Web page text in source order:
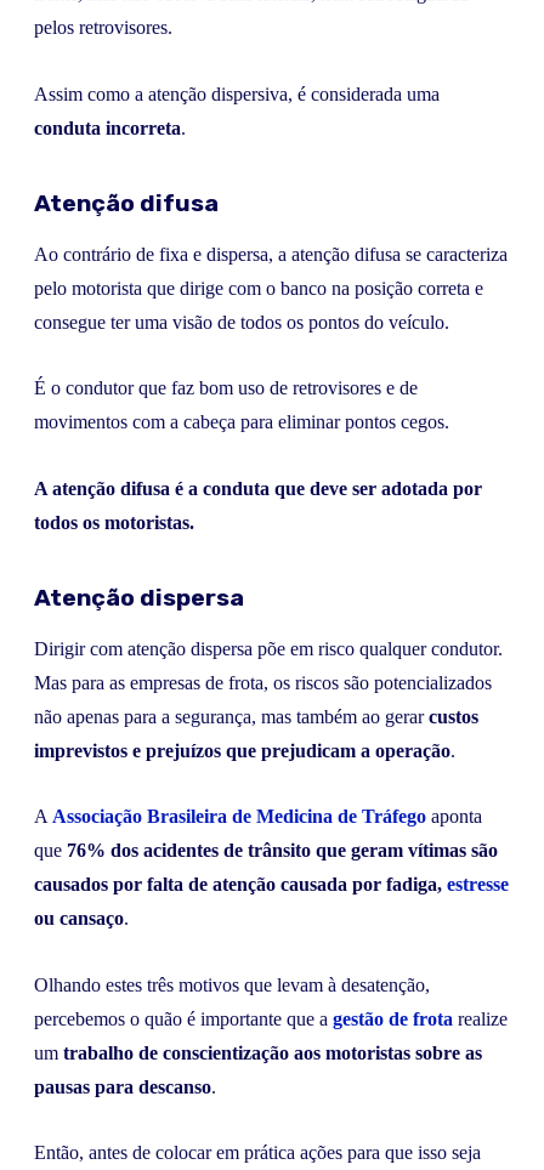
pelos retrovisores.
Assim como a atenção dispersiva, é considerada uma
conduta incorreta.
Atenção difusa
Ao contrário de fixa e dispersa, a atenção difusa se caracteriza
pelo motorista que dirige com o banco na posição correta e
consegue ter uma visão de todos os pontos do veículo.
É o condutor que faz bom uso de retrovisores e de
movimentos com a cabeça para eliminar pontos cegos.
A atenção difusa é a conduta que deve ser adotada por
todos os motoristas.
Atenção dispersa
Dirigir com atenção dispersa põe em risco qualquer condutor.
Mas para as empresas de frota, os riscos são potencializados
não apenas para a segurança, mas também ao gerarcustos
imprevistos e prejuízos que prejudicam a operação.
A Associação Brasileira de Medicina de Tráfego aponta
que 76% dos acidentes de trânsito que geram vítimas são
causados por falta de atenção causada por fadiga, estresse
ou cansaço.
Olhando estes três motivos que levam à desatenção,
percebemos o quão é importante que a gestão de frota realize
um trabalho de conscientização aos motoristas sobre as
pausas para descanso.
Então, antes de colocar em prática ações para que isso seja